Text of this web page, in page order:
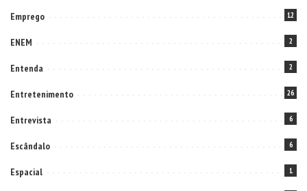
Emprego 12
ENEM 2
Entenda 2
Entretenimento 26
Entrevista 6
Escândalo 6
Espacial 1